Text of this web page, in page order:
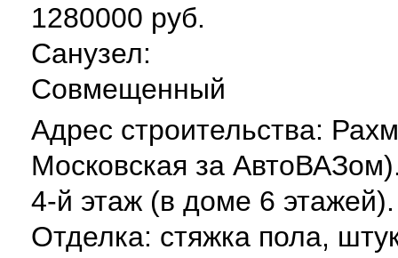
1280000 руб.
Санузел:
Совмещенный
Адрес строительства:
Московская за
4-й этаж (в доме 6
Отделка: стяжка пола,